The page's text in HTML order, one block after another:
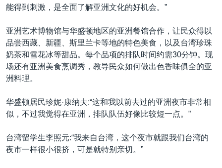
能得到刺激，是全面了解亚洲文化的好机会。”
亚洲艺术博物馆与华盛顿地区的亚洲餐馆合作，让民众得以
品尝西藏、新疆、斯里兰卡等地的特色美食，以及台湾珍珠
奶茶和雪花冰等甜品。每个品项的排队时间约需30分钟。现
场还有亚洲美食烹调秀，教导民众如何做出色香味俱全的亚
洲料理。
华盛顿居民珍妮·康纳夫:“这和我以前去过的亚洲夜市非常相
似，不过我觉得在亚洲，排队队伍好像比较短一点。”
台湾留学生李照元:“我来自台湾，这个夜市就跟我们台湾的
夜市一样很小很挤，可是就特别亲切。”